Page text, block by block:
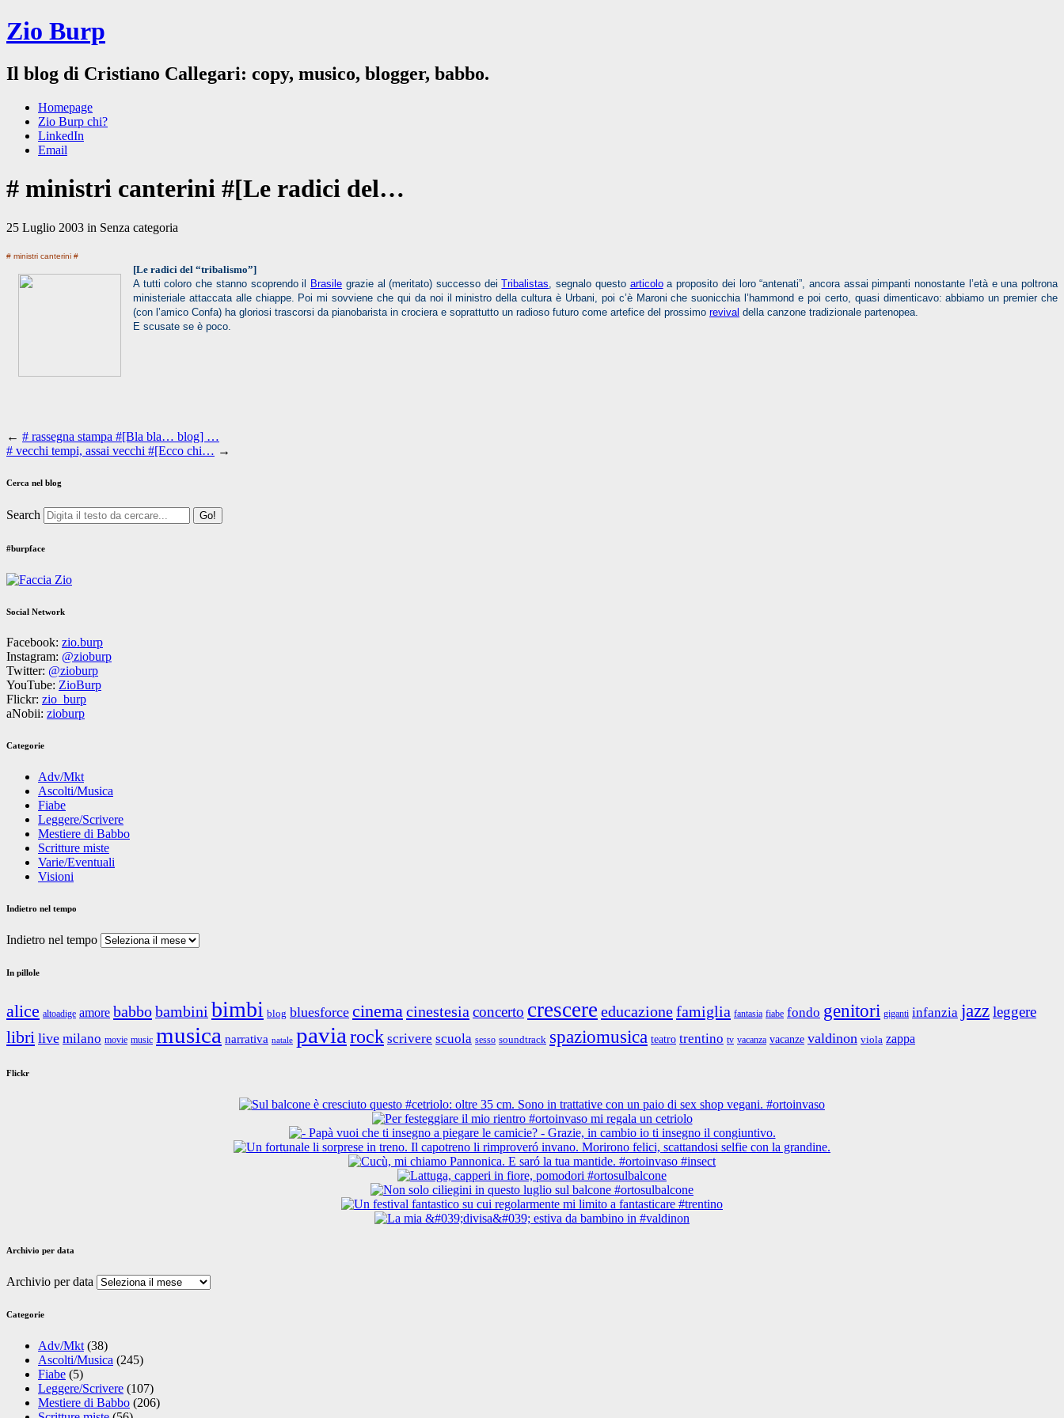
Zio Burp
Il blog di Cristiano Callegari: copy, musico, blogger, babbo.
Homepage
Zio Burp chi?
LinkedIn
Email
# ministri canterini #[Le radici del…
25 Luglio 2003 in Senza categoria
# ministri canterini #
[Le radici del “tribalismo”]
A tutti coloro che stanno scoprendo il Brasile grazie al (meritato) successo deiTribalistas , segnalo questo articoloa proposito dei loro “antenati”, ancora assai pimpanti nonostante l’età e una poltrona
ministeriale attaccata alle chiappe. Poi mi sovviene che qui da noi il ministro della cultura è Urbani, poi c’è Maroni che suonicchia l’hammond e poi certo, quasi dimenticavo: abbiamo un premier che
(con l’amico Confa) ha gloriosi trascorsi da pianobarista in crociera e soprattutto un radioso futuro come artefice del prossimo revival della canzone tradizionale partenopea.
E scusate se è poco.
← # rassegna stampa #[Bla bla… blog] …
# vecchi tempi, assai vecchi #[Ecco chi… →
Cerca nel blog
Search
#burpface
Social Network
Facebook: zio.burp
Instagram: @zioburp
Twitter: @zioburp
YouTube: ZioBurp
Flickr: zio_burp
aNobii: zioburp
Categorie
Adv/Mkt
Ascolti/Musica
Fiabe
Leggere/Scrivere
Mestiere di Babbo
Scritture miste
Varie/Eventuali
Visioni
Indietro nel tempo
Indietro nel tempo
In pillole
alice altoadige amore babbobambini bimbi blog bluesforce cinemacinestesia concerto crescere educazionefamiglia fantasia fiabe fondo genitori giganti infanzia jazzleggere
libri live milano movie music musica narrativa natale pavia rock scrivere scuola sesso soundtrack spaziomusica teatro trentino tv vacanza vacanze valdinon viola zappa
Flickr
Archivio per data
Archivio per data
Categorie
Adv/Mkt (38)
Ascolti/Musica (245)
Fiabe (5)
Leggere/Scrivere (107)
Mestiere di Babbo (206)